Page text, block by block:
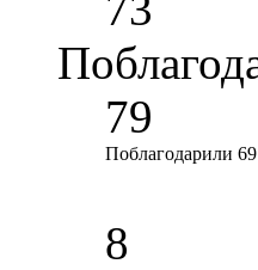
79
Поблагодарили 69
8